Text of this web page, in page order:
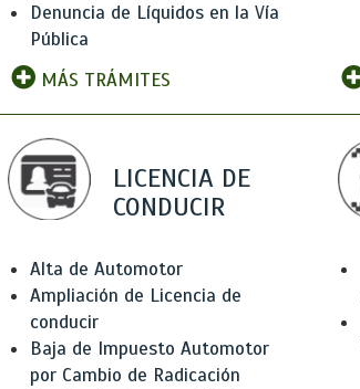
Denuncia de Líquidos en la Vía
Pública
MÁS TRÁMITES
LICENCIA DE
CONDUCIR
Alta de Automotor
Ampliación de Licencia de
conducir
Baja de Impuesto Automotor
por Cambio de Radicación